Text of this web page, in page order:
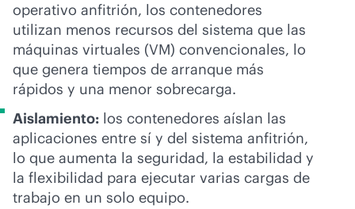
operativo anfitrión, los contenedores
utilizan menos recursos del sistema que las
máquinas virtuales (VM) convencionales, lo
que genera tiempos de arranque más
rápidos y una menor sobrecarga.
Aislamiento: los contenedores aíslan las
aplicaciones entre sí y del sistema anfitrión,
lo que aumenta la seguridad, la estabilidad y
la flexibilidad para ejecutar varias cargas de
trabajo en un solo equipo.